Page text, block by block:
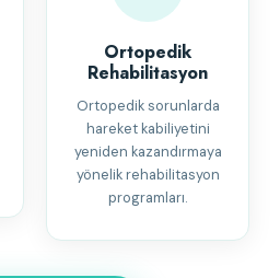
Ortopedik
Rehabilitasyon
Ortopedik sorunlarda
hareket kabiliyetini
yeniden kazandırmaya
yönelik rehabilitasyon
programları.